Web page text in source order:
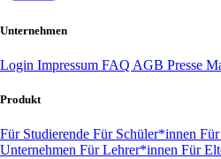
Unternehmen
Login Impressum FAQ AGB Presse
Produkt
Für Studierende Für Schüler*innen
Unternehmen Für Lehrer*innen Für